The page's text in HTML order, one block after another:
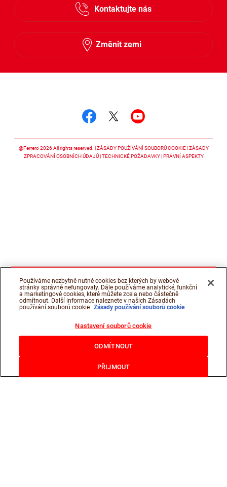
Kontaktujte nás
Změnit zemi
@Ferrero 2026 All rights reserved. ZÁSADY POUŽÍVÁNÍ SOUBORŮ COOKIE ZÁSADY
ZPRACOVÁNÍ OSOBNÍCH ÚDAJŮ TECHNICKÉ POŽADAVKY PRÁVNÍ ASPEKTY
Používáme nezbytně nutné cookies bez kterých by webové
stránky správně nefungovaly. Dále používáme analytické, funkční
a marketingové cookies, které můžete zcela nebo částečně
odmítnout. Další informace naleznete v našich Zásadách
používání souborů cookie Zásady používání souborů cookie
Nastavení souborů cookie
ODMÍTNOUT
PŘIJMOUT